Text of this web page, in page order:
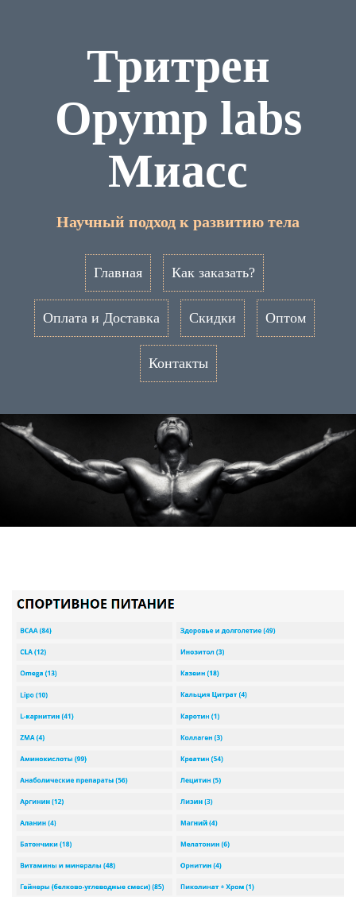
Тритрен
Opymp labs
Миасс
Научный подход к развитию тела
Главная Как заказать?
Оплата и Доставка Скидки Оптом
Контакты